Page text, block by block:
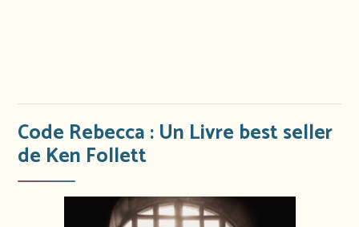
Code Rebecca : Un Livre best seller
de Ken Follett